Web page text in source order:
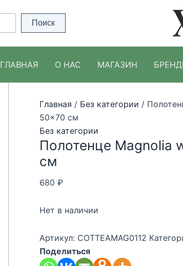
Поиск
ГЛАВНАЯ О НАС МАГАЗИН
Главная / Без категории /
50×70 см
Без категории
Полотенце Magnolia
см
680 ₽
Нет в наличии
Артикул: COTTEAMAG0112
Поделиться